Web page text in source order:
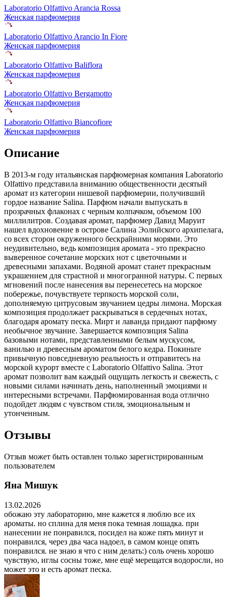
Laboratorio Olfattivo Arancia Rossa
Женская парфюмерия
Laboratorio Olfattivo Arancio In Fiore
Женская парфюмерия
Laboratorio Olfattivo Baliflora
Женская парфюмерия
Laboratorio Olfattivo Bergamotto
Женская парфюмерия
Laboratorio Olfattivo Biancofiore
Женская парфюмерия
Описание
В 2013-м году итальянская парфюмерная компания Laboratorio
Olfattivo представила вниманию общественности десятый
аромат из категории нишевой парфюмерии, получивший
гордое название Salina. Парфюм начали выпускать в
прозрачных флаконах с черным колпачком, объемом 100
миллилитров. Создавая аромат, парфюмер Давид Маруит
нашел вдохновение в острове Салина Эолийского архипелага,
со всех сторон окруженного бескрайними морями. Это
неудивительно, ведь композиция аромата - это прекрасно
выверенное сочетание морских нот с цветочными и
древесными запахами. Водяной аромат станет прекрасным
украшением для страстной и многогранной натуры. С первых
мгновений после нанесения вы перенесетесь на морское
побережье, почувствуете терпкость морской соли,
дополняемую цитрусовым звучанием цедры лимона. Морская
композиция продолжает раскрываться в сердечных нотах,
благодаря аромату песка. Мирт и лаванда придают парфюму
необычное звучание. Завершается композиция Salina
базовыми нотами, представленными белым мускусом,
ванилью и древесным ароматом белого кедра. Покиньте
привычную повседневную реальность и отправитесь на
морской курорт вместе с Laboratorio Olfattivo Salina. Этот
аромат позволит вам каждый ощущать легкость и свежесть, с
новыми силами начинать день, наполненный эмоциями и
интересными встречами. Парфюмированная вода отлично
подойдет людям с чувством стиля, эмоциональным и
утонченным.
Отзывы
Отзыв может быть оставлен только зарегистрированным
пользователем
Яна Мишук
13.02.2026
обожаю эту лабораторию, мне кажется я люблю все их
ароматы. но сплина для меня пока темная лошадка. при
нанесении не понравился, посидел на коже пять минут и
понравился, через два часа надоел, в самом конце опять
понравился. не знаю я что с ним делать:) соль очень хорошо
чувствую, иглы сосны тоже, мне ещё мерещатся водоросли, но
может это и есть аромат песка.